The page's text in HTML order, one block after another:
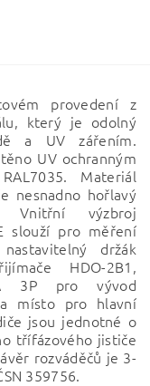
provedení z
který je odolný
a UV zářením.
UV ochranným
Materiál
nesnadno hořlavý
Vnitřní výzbroj
slouží pro měření
držák
HDO-2B1,
3P pro vývod
místo pro hlavní
jsou jednotné o
třífázového jističe
rozváděčů je 3-
359756.